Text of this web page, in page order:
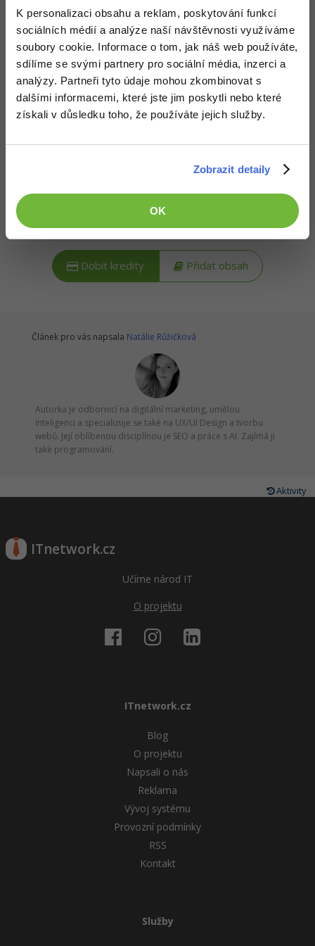
K personalizaci obsahu a reklam, poskytování funkcí
sociálních médií a analýze naší návštěvnosti využíváme
soubory cookie. Informace o tom, jak náš web používáte,
sdílíme se svými partnery pro sociální média, inzerci a
analýzy. Partneři tyto údaje mohou zkombinovat s
dalšími informacemi, které jste jim poskytli nebo které
získali v důsledku toho, že používáte jejich služby.
Zobrazit detaily
OK
Marketing -30%
WordPress
SEO -30%
UX
Business
MS Office -80%
Google Dokumenty
Windows
Sítě
Kybernetická bezpečnost
Adobe Illustrator -80%
Adobe Lightroom -30%
Adobe XD -15%
Adobe InDesign -25%
Adobe After Effects
Fotografování -80%
Video
Kariéra
Pro firmy
Popis článku
Požadovaný článek má následující obsah:
Řešené úlohy kurzu AI v aplikacích na téma
využití nástrojů Jira a Trello k vedení projektů.
Úlohy jsou řazené dle obtížnosti s řešením ke
Kredity získáš, když
. To můžeš udělat buď
zasláním symbolické částkyna podporu provozu nebo
přidáním obsahuna síť.
Dobít kredity Přidat obsah
Článek pro vás napsala Natálie Růžičková
Autorka je odbornicí na digitální marketing, umělou
inteligenci a specializuje se také na UX/UI Design a tvorbu
webů. Její oblíbenou disciplínou je SEO a práce s AI. Zajímá ji
také programování.
Aktivity
ITnetwork.cz
Učíme národ IT
O projektu
ITnetwork.cz
Blog
O projektu
Napsali o nás
Reklama
Vývoj systému
Provozní podmínky
RSS
Kontakt
Služby